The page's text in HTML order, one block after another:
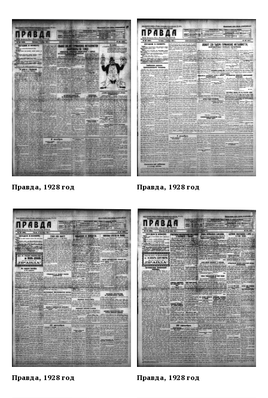
Правда, 1928 год Правда, 1928 год
Правда, 1928 год Правда, 1928 год